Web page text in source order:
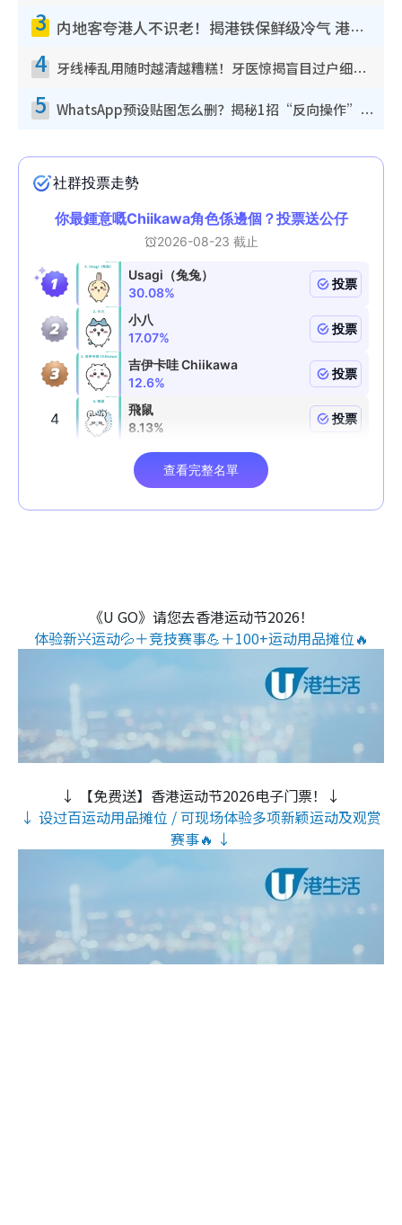
3 内地客夸港人不识老！揭港铁保鲜级冷气 港人求放过：别投诉
4 牙线棒乱用随时越清越糟糕！牙医惊揭盲目过户细菌恐致蛀牙：这种才是日常真保养
5 WhatsApp预设贴图怎么删？揭秘1招“反向操作”还原简洁界面 附3步实测教程
《U GO》请您去香港运动节2026！
体验新兴运动💦＋竞技赛事💪＋100+运动用品摊位🔥
↓ 【免费送】香港运动节2026电子门票！↓
↓ 设过百运动用品摊位 / 可现场体验多项新颖运动及观赏
赛事🔥 ↓